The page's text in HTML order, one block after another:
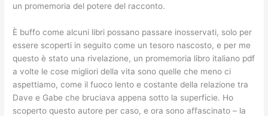
un promemoria del potere del racconto.
È buffo come alcuni libri possano passare inosservati, solo per
essere scoperti in seguito come un tesoro nascosto, e per me
questo è stato una rivelazione, un promemoria libro italiano pdf
a volte le cose migliori della vita sono quelle che meno ci
aspettiamo, come il fuoco lento e costante della relazione tra
Dave e Gabe che bruciava appena sotto la superficie. Ho
scoperto questo autore per caso, e ora sono affascinato – la